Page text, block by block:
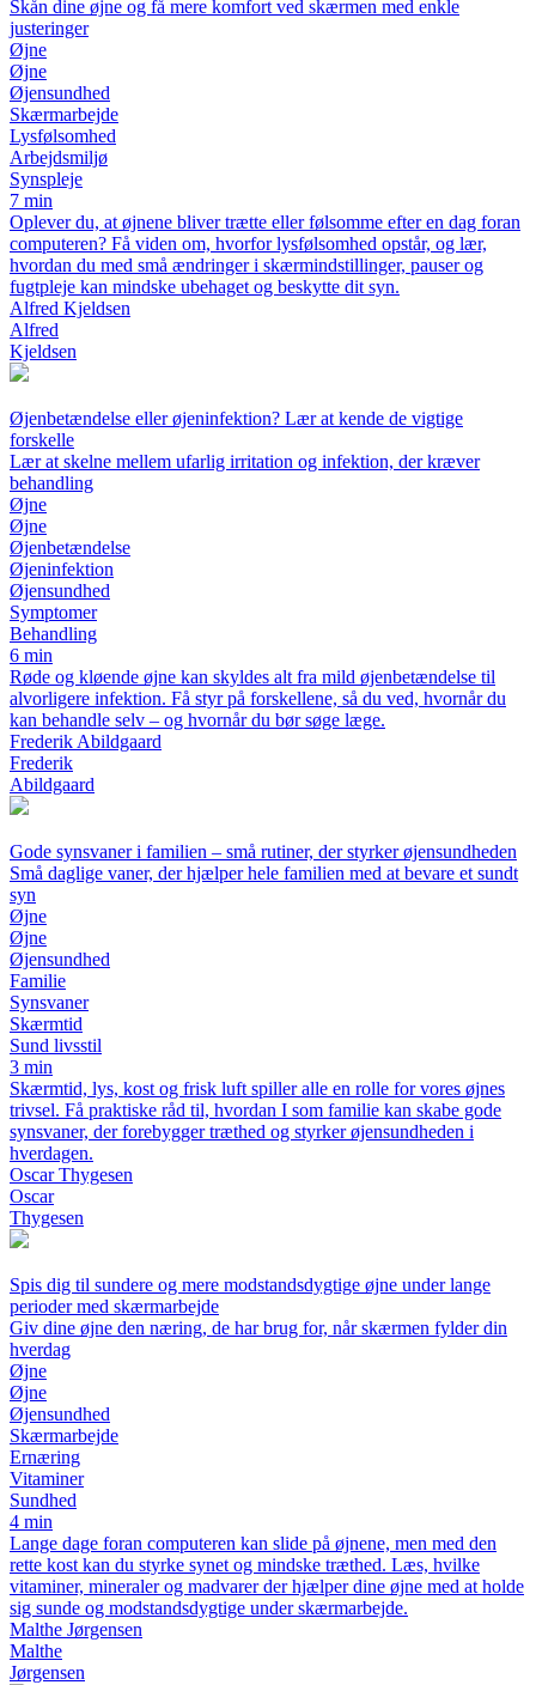
Skån dine øjne og få mere komfort ved skærmen med enkle
justeringer
Øjne
Øjne
Øjensundhed
Skærmarbejde
Lysfølsomhed
Arbejdsmiljø
Synspleje
7 min
Oplever du, at øjnene bliver trætte eller følsomme efter en dag foran
computeren? Få viden om, hvorfor lysfølsomhed opstår, og lær,
hvordan du med små ændringer i skærmindstillinger, pauser og
fugtpleje kan mindske ubehaget og beskytte dit syn.
Alfred Kjeldsen
Alfred
Kjeldsen
Øjenbetændelse eller øjeninfektion? Lær at kende de vigtige
forskelle
Lær at skelne mellem ufarlig irritation og infektion, der kræver
behandling
Øjne
Øjne
Øjenbetændelse
Øjeninfektion
Øjensundhed
Symptomer
Behandling
6 min
Røde og kløende øjne kan skyldes alt fra mild øjenbetændelse til
alvorligere infektion. Få styr på forskellene, så du ved, hvornår du
kan behandle selv – og hvornår du bør søge læge.
Frederik Abildgaard
Frederik
Abildgaard
Gode synsvaner i familien – små rutiner, der styrker øjensundheden
Små daglige vaner, der hjælper hele familien med at bevare et sundt
syn
Øjne
Øjne
Øjensundhed
Familie
Synsvaner
Skærmtid
Sund livsstil
3 min
Skærmtid, lys, kost og frisk luft spiller alle en rolle for vores øjnes
trivsel. Få praktiske råd til, hvordan I som familie kan skabe gode
synsvaner, der forebygger træthed og styrker øjensundheden i
hverdagen.
Oscar Thygesen
Oscar
Thygesen
Spis dig til sundere og mere modstandsdygtige øjne under lange
perioder med skærmarbejde
Giv dine øjne den næring, de har brug for, når skærmen fylder din
hverdag
Øjne
Øjne
Øjensundhed
Skærmarbejde
Ernæring
Vitaminer
Sundhed
4 min
Lange dage foran computeren kan slide på øjnene, men med den
rette kost kan du styrke synet og mindske træthed. Læs, hvilke
vitaminer, mineraler og madvarer der hjælper dine øjne med at holde
sig sunde og modstandsdygtige under skærmarbejde.
Malthe Jørgensen
Malthe
Jørgensen